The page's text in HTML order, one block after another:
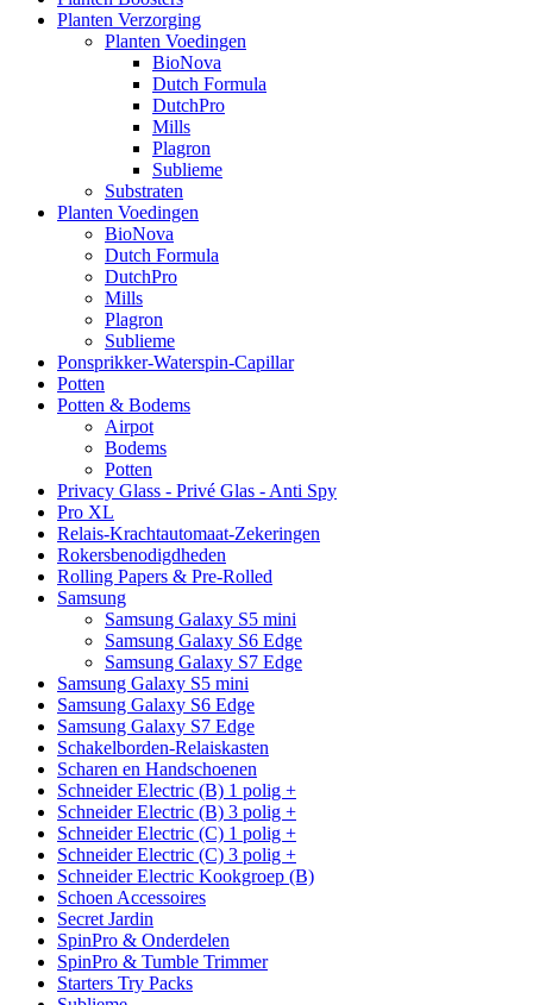
Planten Verzorging
Planten Voedingen
BioNova
Dutch Formula
DutchPro
Mills
Plagron
Sublieme
Substraten
Planten Voedingen
BioNova
Dutch Formula
DutchPro
Mills
Plagron
Sublieme
Ponsprikker-Waterspin-Capillar
Potten
Potten & Bodems
Airpot
Bodems
Potten
Privacy Glass - Privé Glas - Anti Spy
Pro XL
Relais-Krachtautomaat-Zekeringen
Rokersbenodigdheden
Rolling Papers & Pre-Rolled
Samsung
Samsung Galaxy S5 mini
Samsung Galaxy S6 Edge
Samsung Galaxy S7 Edge
Samsung Galaxy S5 mini
Samsung Galaxy S6 Edge
Samsung Galaxy S7 Edge
Schakelborden-Relaiskasten
Scharen en Handschoenen
Schneider Electric (B) 1 polig +
Schneider Electric (B) 3 polig +
Schneider Electric (C) 1 polig +
Schneider Electric (C) 3 polig +
Schneider Electric Kookgroep (B)
Schoen Accessoires
Secret Jardin
SpinPro & Onderdelen
SpinPro & Tumble Trimmer
Starters Try Packs